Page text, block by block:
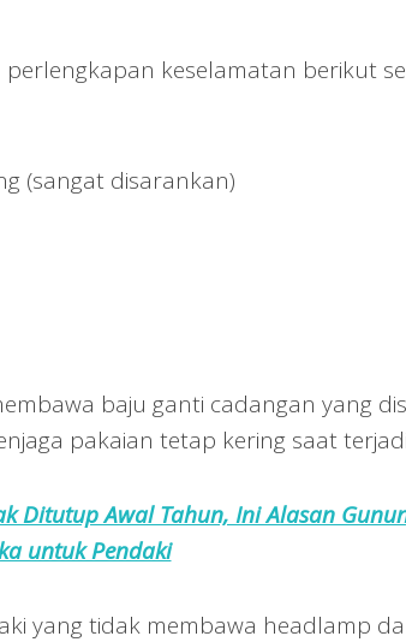
keselamatan berikut
(sangat disarankan)
baju ganti cadangan yang
pakaian tetap kering saat
Ditutup Awal Tahun, Ini Alasan
untuk Pendaki
yang tidak membawa headlamp